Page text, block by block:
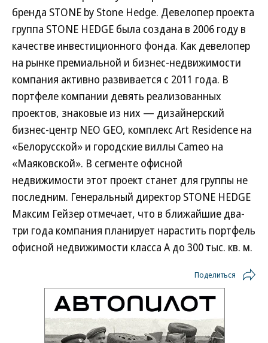
бренда STONE by Stone Hedge. Девелопер проекта
группа STONE HEDGE была создана в 2006 году в
качестве инвестиционного фонда. Как девелопер
на рынке премиальной и бизнес-недвижимости
компания активно развивается с 2011 года. В
портфеле компании девять реализованных
проектов, знаковые из них — дизайнерский
бизнес-центр NEO GEO, комплекс Art Residence на
«Белорусской» и городские виллы Cameo на
«Маяковской». В сегменте офисной
недвижимости этот проект станет для группы не
последним. Генеральный директор STONE HEDGE
Максим Гейзер отмечает, что в ближайшие два-
три года компания планирует нарастить портфель
офисной недвижимости класса А до 300 тыс. кв. м.
Поделиться